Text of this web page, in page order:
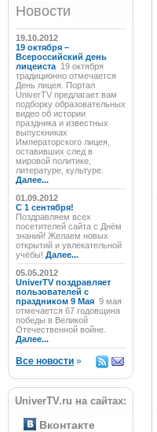
Новости
19.10.2012
19 октября –
Всероссийский день
лицеиста 19 октября
традиционно отмечается
День лицея. Портал
UniverTV предлагает вам
подборку образовательных
видео об истории
праздника и известных
выпускниках
Императорского лицея,
оставивших след в
мировой политике,
литературе, культуре.
Далее...
01.09.2012
C 1 сентября!
Поздравляем всех
посетителей сайта с Днём
знаний! Желаем новых
открытий и увлекательной
учёбы! Далее...
05.05.2012
UniverTV поздравляет
пользователей с
праздником 9 Мая 9 мая
отмечается 67 годовщина
победы в Великой
Отечественной войне.
Далее...
Все новости »
UniverTV.ru на сайтах:
Вконтакте